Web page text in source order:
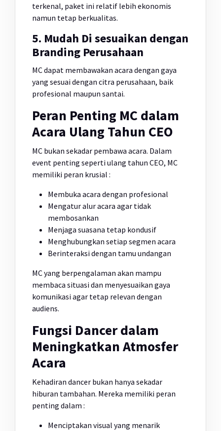
terkenal, paket ini relatif lebih ekonomis
namun tetap berkualitas.
5. Mudah Di sesuaikan dengan
Branding Perusahaan
MC dapat membawakan acara dengan gaya
yang sesuai dengan citra perusahaan, baik
profesional maupun santai.
Peran Penting MC dalam
Acara Ulang Tahun CEO
MC bukan sekadar pembawa acara. Dalam
event penting seperti ulang tahun CEO, MC
memiliki peran krusial :
Membuka acara dengan profesional
Mengatur alur acara agar tidak
membosankan
Menjaga suasana tetap kondusif
Menghubungkan setiap segmen acara
Berinteraksi dengan tamu undangan
MC yang berpengalaman akan mampu
membaca situasi dan menyesuaikan gaya
komunikasi agar tetap relevan dengan
audiens.
Fungsi Dancer dalam
Meningkatkan Atmosfer
Acara
Kehadiran dancer bukan hanya sekadar
hiburan tambahan. Mereka memiliki peran
penting dalam :
Menciptakan visual yang menarik